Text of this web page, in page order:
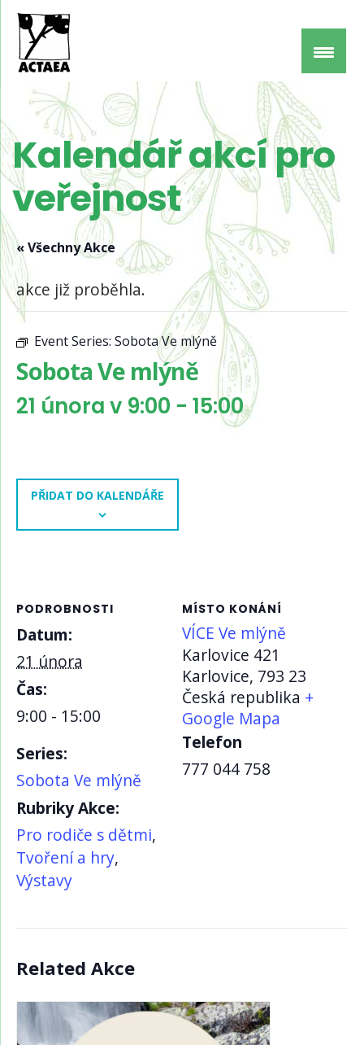
Kalendář akcí pro
veřejnost
« Všechny Akce
akce již proběhla.
Event Series: Sobota Ve mlýně
Sobota Ve mlýně
21 února v 9:00 - 15:00
PŘIDAT DO KALENDÁŘE
PODROBNOSTI
Datum:
21 února
Čas:
9:00 - 15:00
Series:
Sobota Ve mlýně
Rubriky Akce:
Pro rodiče s dětmi,
Tvoření a hry,
Výstavy
MÍSTO KONÁNÍ
VÍCE Ve mlýně
Karlovice 421
Karlovice, 793 23
Česká republika +
Google Mapa
Telefon
777 044 758
Related Akce